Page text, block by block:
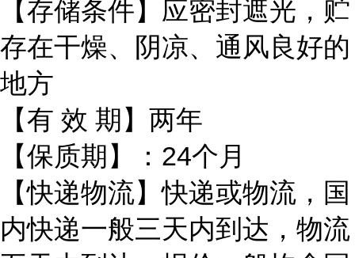
【存储条件】应密封遮光，贮
存在干燥、阴凉、通风良好的
地方
【有 效 期】两年
【保质期】： 24个月
【快递物流】快递或物流，国
内快递一般三天内到达，物流